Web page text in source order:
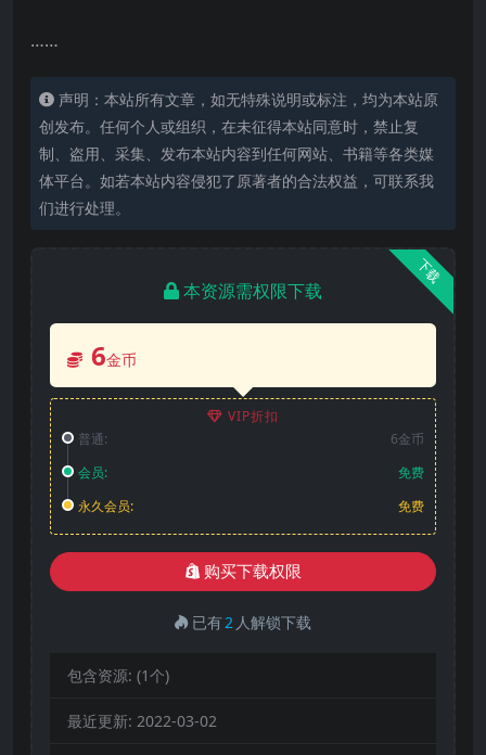
……
声明：本站所有文章，如无特殊说明或标注，均为本站原
创发布。任何个人或组织，在未征得本站同意时，禁止复
制、盗用、采集、发布本站内容到任何网站、书籍等各类媒
体平台。如若本站内容侵犯了原著者的合法权益，可联系我
们进行处理。
下载
本资源需权限下载
6金币
VIP折扣
普通:
6金币
会员:
免费
永久会员:
免费
购买下载权限
已有2 人解锁下载
包含资源: (1个)
最近更新: 2022-03-02